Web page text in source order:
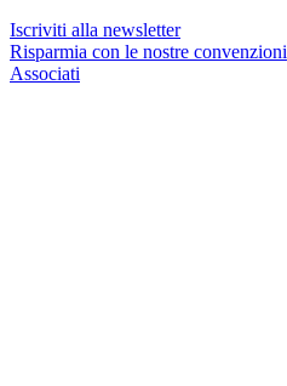
Iscriviti alla newsletter
Risparmia con le nostre convenzioni
Associati